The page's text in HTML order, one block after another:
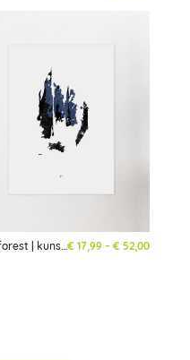
blue forest | kunstdruck€ 17,99 –€ 52,00